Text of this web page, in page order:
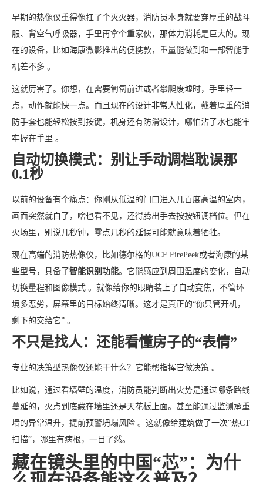
早期的热像仪重得像扛了个灭火器，消防员本身就要穿厚重的战斗
服、背空气呼吸器，手里再拿个重家伙，那体力消耗是巨大的。现
在的设备，比如海康微影推出的便携款，重量能做到和一部智能手
机差不多 。
这就厉害了。你想，在需要匍匐前进或者攀爬废墟时，手里轻一
点，动作就能快一点。而且现在的设计非常人性化，戴着厚重的消
防手套也能轻松按到按键，机身还有防滑设计，哪怕沾了水也能牢
牢握在手里 。
自动切换模式：别让手动调档耽误那
0.1秒
以前的设备有个痛点：你刚从低温的门口进入几百度高温的室内，
画面突然就白了，啥也看不见，还得腾出手去按按钮调档位。但在
火场里，别说几秒钟，零点几秒的延误可能就意味着牺牲。
现在高端的消防热像仪，比如德尔格的UCF FirePeek或者海康的某
些型号，具备了智能识别功能。它能感应到周围温度的变化，自动
切换量程和图像模式 。就像给你的眼睛装上了自动变焦，不管环
境多恶劣，屏幕里的目标始终清晰。这才是真正的“你只管开机，
剩下的交给它” 。
不只是找人：还能看懂房子的“表情”
专业的决策型热像仪还能干什么？它能帮指挥官做决策 。
比如说，通过看墙壁的温度，消防员能判断出火势是通过哪条路线
蔓延的，火点到底藏在墙里还是天花板上面。甚至能通过监测承重
墙的异常温升，提前预警坍塌风险 。这就像给建筑做了一次“热CT
扫描”，哪里有病根，一目了然。
藏在镜头里的中国“芯”：为什